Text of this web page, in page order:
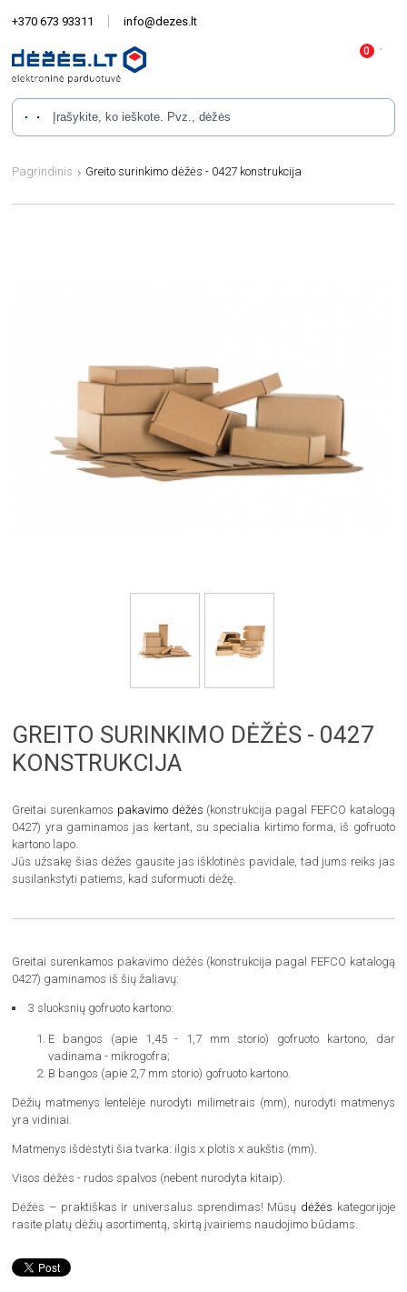
+370 673 93311 info@dezes.lt
Pagrindinis Greito surinkimo dėžės - 0427 konstrukcija
GREITO SURINKIMO DĖŽĖS - 0427
KONSTRUKCIJA
Greitai surenkamos pakavimo dėžės (konstrukcija pagal FEFCO katalogą
0427) yra gaminamos jas kertant, su specialia kirtimo forma, iš gofruoto
kartono lapo.
Jūs užsakę šias dėžes gausite jas išklotinės pavidale, tad jums reiks jas
susilankstyti patiems, kad suformuoti dėžę.
Greitai surenkamos pakavimo dėžės (konstrukcija pagal FEFCO katalogą
0427) gaminamos iš šių žaliavų:
3 sluoksnių gofruoto kartono:
E bangos (apie 1,45 - 1,7 mm storio) gofruoto kartono, dar
vadinama - mikrogofra;
B bangos (apie 2,7 mm storio) gofruoto kartono.
Dėžių matmenys lentelėje nurodyti milimetrais (mm), nurodyti matmenys
yra vidiniai.
Matmenys išdėstyti šia tvarka: ilgis x plotis x aukštis (mm).
Visos dėžės - rudos spalvos (nebent nurodyta kitaip).
Dėžės – praktiškas ir universalus sprendimas! Mūsų dėžės kategorijoje
rasite platų dėžių asortimentą, skirtą įvairiems naudojimo būdams.